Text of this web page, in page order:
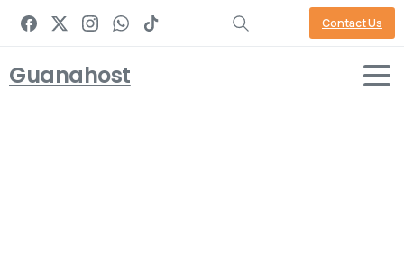
Contact Us
Guanahost